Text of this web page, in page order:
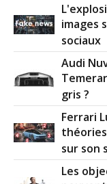
images
sociaux
Audi
gris ?
Ferrari
sur son
Les